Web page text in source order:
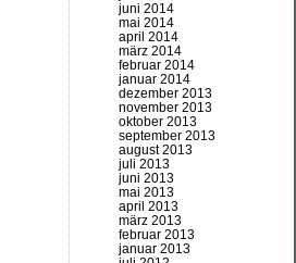
juni 2014
mai 2014
april 2014
märz 2014
februar 2014
januar 2014
dezember 2013
november 2013
oktober 2013
september 2013
august 2013
juli 2013
juni 2013
mai 2013
april 2013
märz 2013
februar 2013
januar 2013